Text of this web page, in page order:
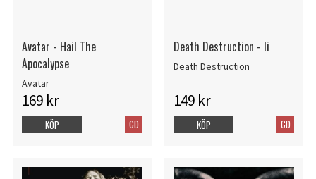
Avatar - Hail The
Apocalypse
Avatar
169 kr
CD
KÖP
Death Destruction - Ii
Death Destruction
149 kr
CD
KÖP